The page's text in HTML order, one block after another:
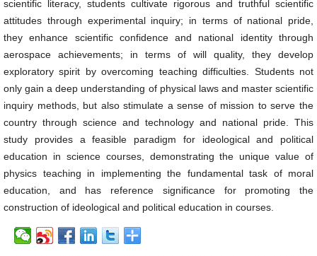
scientific literacy, students cultivate rigorous and truthful scientific
attitudes through experimental inquiry; in terms of national pride,
they enhance scientific confidence and national identity through
aerospace achievements; in terms of will quality, they develop
exploratory spirit by overcoming teaching difficulties. Students not
only gain a deep understanding of physical laws and master scientific
inquiry methods, but also stimulate a sense of mission to serve the
country through science and technology and national pride. This
study provides a feasible paradigm for ideological and political
education in science courses, demonstrating the unique value of
physics teaching in implementing the fundamental task of moral
education, and has reference significance for promoting the
construction of ideological and political education in courses.